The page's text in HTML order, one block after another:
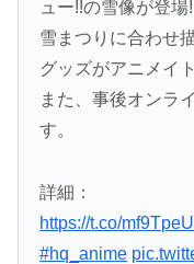
ュー!!の雪像が登場
雪まつりに合わせ
グッズがアニメイ
また、事後オンラ
す。
詳細：
https://t.co/
#hq_anime